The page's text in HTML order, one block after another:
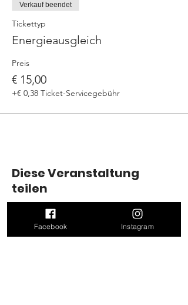
Verkauf beendet
Tickettyp
Energieausgleich
Preis
€ 15,00
+€ 0,38 Ticket-Servicegebühr
Diese Veranstaltung
teilen
Facebook Instagram